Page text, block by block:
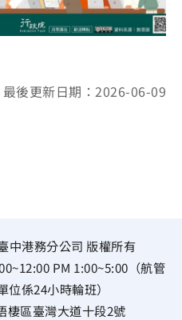
最後更新日期：2026-06-09
中港務分公司 版權所有
PM 1:00~5:00（航管
係24小時輪班）
棲區臺灣大道十段2號